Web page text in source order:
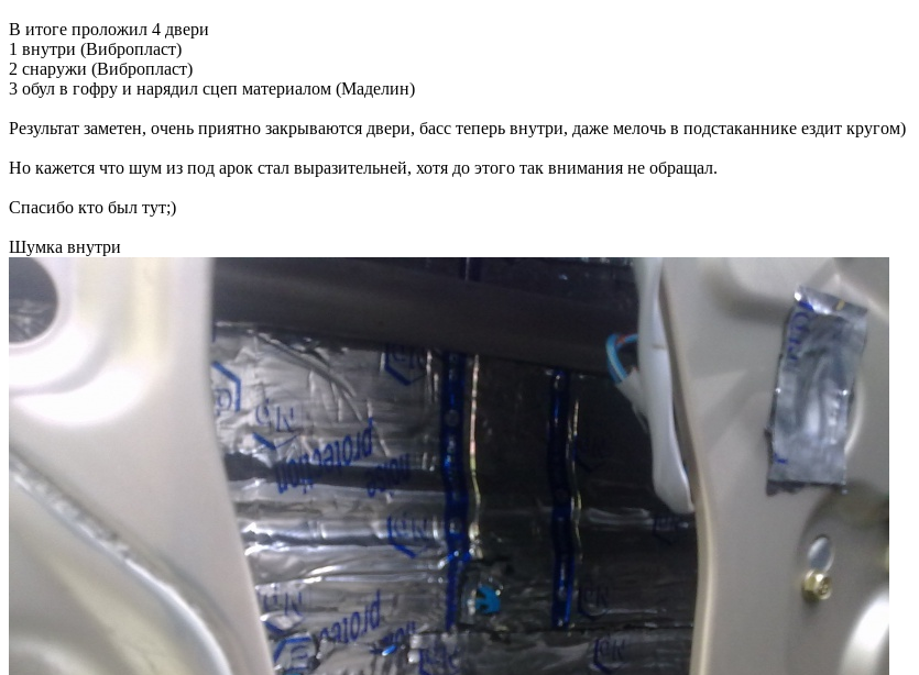
В итоге проложил 4 двери
1 внутри (Вибропласт)
2 снаружи (Вибропласт)
3 обул в гофру и нарядил сцеп материалом (Маделин)
Результат заметен, очень приятно закрываются двери, басс теперь внутри, даже мелочь в подстаканнике ездит кругом)
Но кажется что шум из под арок стал выразительней, хотя до этого так внимания не обращал.
Спасибо кто был тут;)
Шумка внутри